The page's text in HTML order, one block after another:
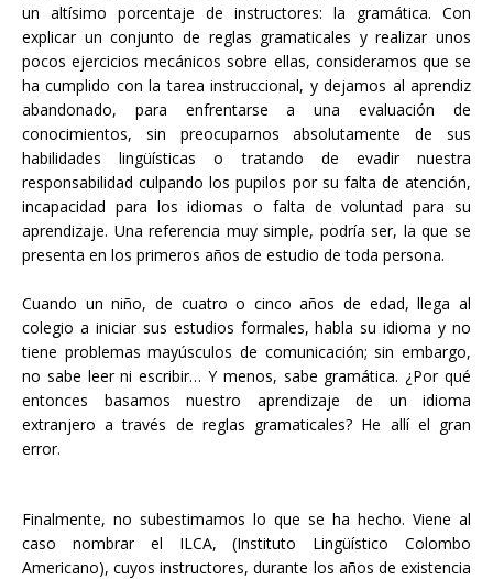
un altísimo porcentaje de instructores: la gramática. Con
explicar un conjunto de reglas gramaticales y realizar unos
pocos ejercicios mecánicos sobre ellas, consideramos que se
ha cumplido con la tarea instruccional, y dejamos al aprendiz
abandonado, para enfrentarse a una evaluación de
conocimientos, sin preocuparnos absolutamente de sus
habilidades lingüísticas o tratando de evadir nuestra
responsabilidad culpando los pupilos por su falta de atención,
incapacidad para los idiomas o falta de voluntad para su
aprendizaje. Una referencia muy simple, podría ser, la que se
presenta en los primeros años de estudio de toda persona.
Cuando un niño, de cuatro o cinco años de edad, llega al
colegio a iniciar sus estudios formales, habla su idioma y no
tiene problemas mayúsculos de comunicación; sin embargo,
no sabe leer ni escribir… Y menos, sabe gramática. ¿Por qué
entonces basamos nuestro aprendizaje de un idioma
extranjero a través de reglas gramaticales? He allí el gran
error.
Finalmente, no subestimamos lo que se ha hecho. Viene al
caso nombrar el ILCA, (Instituto Lingüístico Colombo
Americano), cuyos instructores, durante los años de existencia